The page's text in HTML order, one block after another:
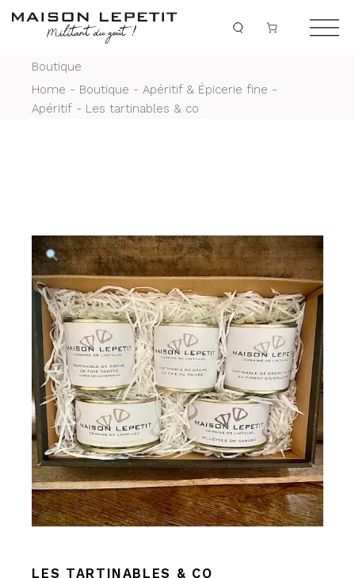
Boutique
Home
Boutique
Apéritif & Épicerie fine
Apéritif
Les tartinables & co
LES TARTINABLES & CO